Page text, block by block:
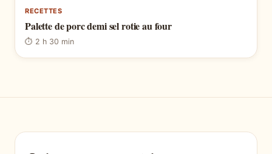
RECETTES
Palette de porc demi sel rotie au four
⏱ 2 h 30 min